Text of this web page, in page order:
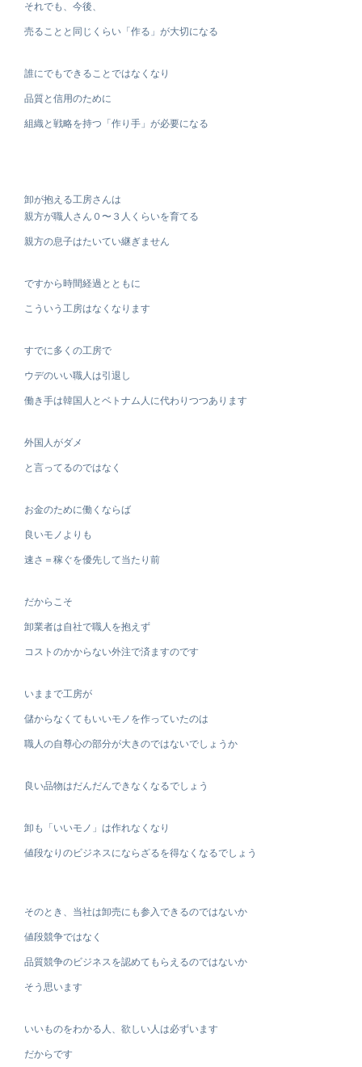
それでも、今後、
売ることと同じくらい「作る」が大切になる
誰にでもできることではなくなり
品質と信用のために
組織と戦略を持つ「作り手」が必要になる
卸が抱える工房さんは
親方が職人さん０〜３人くらいを育てる
親方の息子はたいてい継ぎません
ですから時間経過とともに
こういう工房はなくなります
すでに多くの工房で
ウデのいい職人は引退し
働き手は韓国人とベトナム人に代わりつつあります
外国人がダメ
と言ってるのではなく
お金のために働くならば
良いモノよりも
速さ＝稼ぐを優先して当たり前
だからこそ
卸業者は自社で職人を抱えず
コストのかからない外注で済ますのです
いままで工房が
儲からなくてもいいモノを作っていたのは
職人の自尊心の部分が大きのではないでしょうか
良い品物はだんだんできなくなるでしょう
卸も「いいモノ」は作れなくなり
値段なりのビジネスにならざるを得なくなるでしょう
そのとき、当社は卸売にも参入できるのではないか
値段競争ではなく
品質競争のビジネスを認めてもらえるのではないか
そう思います
いいものをわかる人、欲しい人は必ずいます
だからです